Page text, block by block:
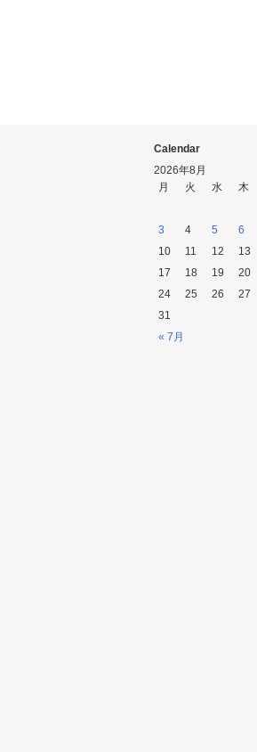
Calendar
2026年8月
月
火 水 木
« 7月
3
4 5 6
10
11 12 13
17
18 19 20
24
25 26 27
31